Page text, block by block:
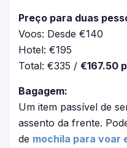
Preço para duas
Voos: Desde €140
Hotel: €195
Total: €335 / €167.50
Bagagem:
Um item passível de
assento da frente.
de mochila para voar